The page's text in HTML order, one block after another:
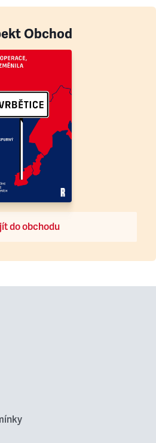
Obchod
do obchodu